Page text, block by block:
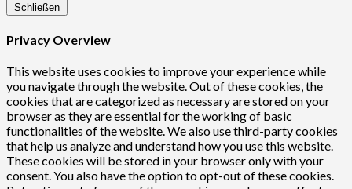
Schließen
Privacy Overview
This website uses cookies to improve your experience while
you navigate through the website. Out of these cookies, the
cookies that are categorized as necessary are stored on your
browser as they are essential for the working of basic
functionalities of the website. We also use third-party cookies
that help us analyze and understand how you use this website.
These cookies will be stored in your browser only with your
consent. You also have the option to opt-out of these cookies.